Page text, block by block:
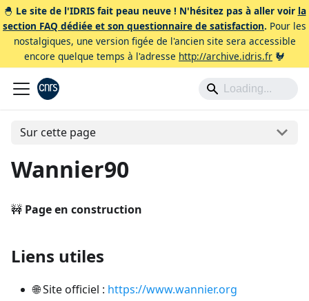
🐣 Le site de l'IDRIS fait peau neuve ! N'hésitez pas à aller voir la
section FAQ dédiée et son questionnaire de satisfaction. Pour les
nostalgiques, une version figée de l'ancien site sera accessible
encore quelque temps à l'adresse http://archive.idris.fr 🐓
Sur cette page
Wannier90
🚧 Page en construction
Liens utiles
🌐 Site officiel : https://www.wannier.org